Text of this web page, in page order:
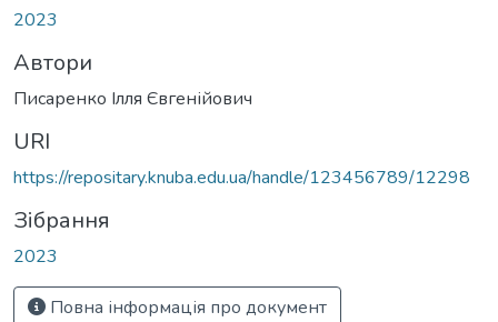
2023
Автори
Писаренко Ілля Євгенійович
URI
https://repositary.knuba.edu.ua/handle/123456789/12298
Зібрання
2023
Повна інформація про документ